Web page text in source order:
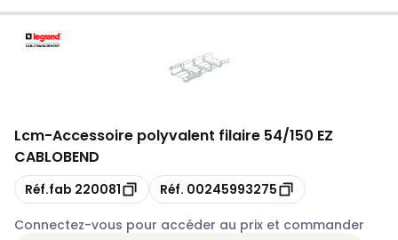
Lcm-Accessoire polyvalent filaire 54/150 EZ
CABLOBEND
Copie
Réf.fab 220081 Copie
Réf. 00245993275
Connectez-vous pour accéder au prix et commander